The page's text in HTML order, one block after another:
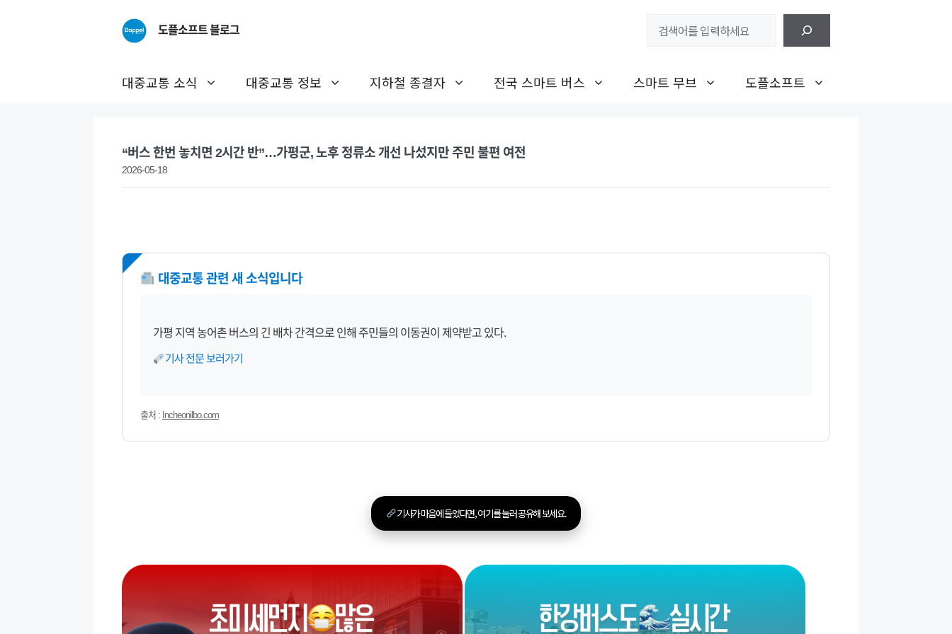
도플소프트 블로그
대중교통 소식 대중교통 정보 지하철 종결자 전국 스마트 버스 스마트 무브 도플소프트
“버스 한번 놓치면 2시간 반”…가평군, 노후 정류소 개선 나섰지만 주민 불편 여전
2026-05-18
NEW 대중교통 관련 새 소식입니다
가평 지역 농어촌 버스의 긴 배차 간격으로 인해 주민들의 이동권이 제약받고 있다.
기사 전문 보러가기
출처 : Incheonilbo.com
기사가 마음에 들었다면, 여기를 눌러 공유해 보세요.